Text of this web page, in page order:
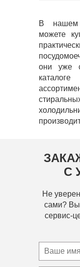
В нашем
можете
они уже
С
Не
сами?
сервис-